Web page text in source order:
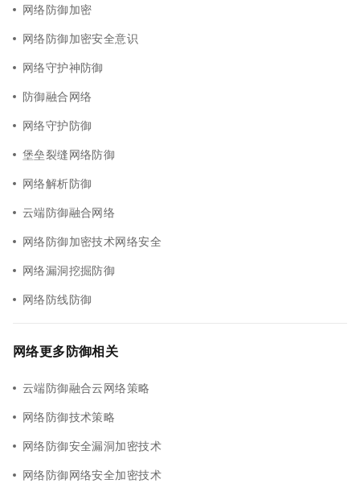
网络防御加密
网络防御加密安全意识
网络守护神防御
防御融合网络
网络守护防御
堡垒裂缝网络防御
网络解析防御
云端防御融合网络
网络防御加密技术网络安全
网络漏洞挖掘防御
网络防线防御
网络更多防御相关
云端防御融合云网络策略
网络防御技术策略
网络防御安全漏洞加密技术
网络防御网络安全加密技术